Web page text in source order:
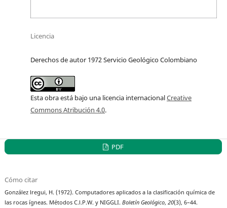
Licencia
Derechos de autor 1972 Servicio Geológico Colombiano
Esta obra está bajo una licencia internacionalCreative
Commons Atribución 4.0.
PDF
Cómo citar
González lregui, H. (1972). Computadores aplicados a la clasificación química de
las rocas ígneas. Métodos C.l.P.W. y NIGGLI.Boletín Geológico,20(3), 6–44.